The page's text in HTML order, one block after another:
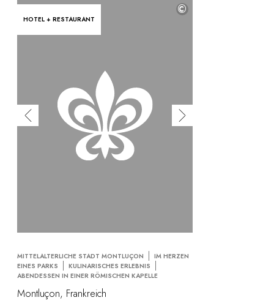
HOTEL + RESTAURANT
©
MITTELALTERLICHE STADT MONTLUÇON
IM HERZEN
EINES PARKS
KULINARISCHES ERLEBNIS
ABENDESSEN IN EINER RÖMISCHEN KAPELLE
Montluçon, Frankreich